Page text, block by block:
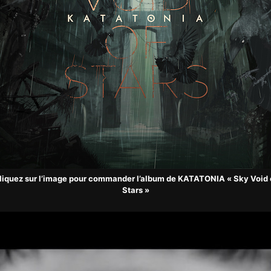
sur l’image pour commander l’album de KATATONIA « Sky Void
Stars »